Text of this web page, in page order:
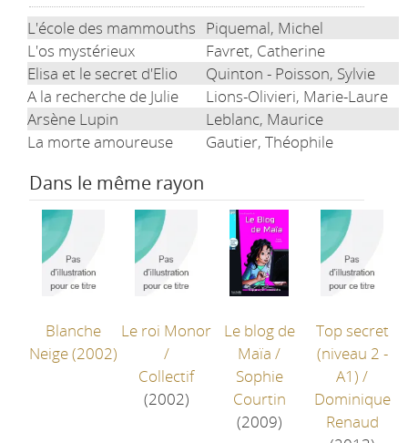
L'école des mammouths Piquemal, Michel
L'os mystérieux
Favret, Catherine
Elisa et le secret d'Elio
Quinton - Poisson, Sylvie
A la recherche de Julie
Lions-Olivieri, Marie-Laure
Arsène Lupin
Leblanc, Maurice
La morte amoureuse
Gautier, Théophile
Dans le même rayon
Blanche
Neige(2002)
Le roi Monor
/
Collectif
(2002)
Le blog de
Maïa /
Sophie
Courtin
(2009)
Top secret
(niveau 2 -
A1) /
Dominique
Renaud